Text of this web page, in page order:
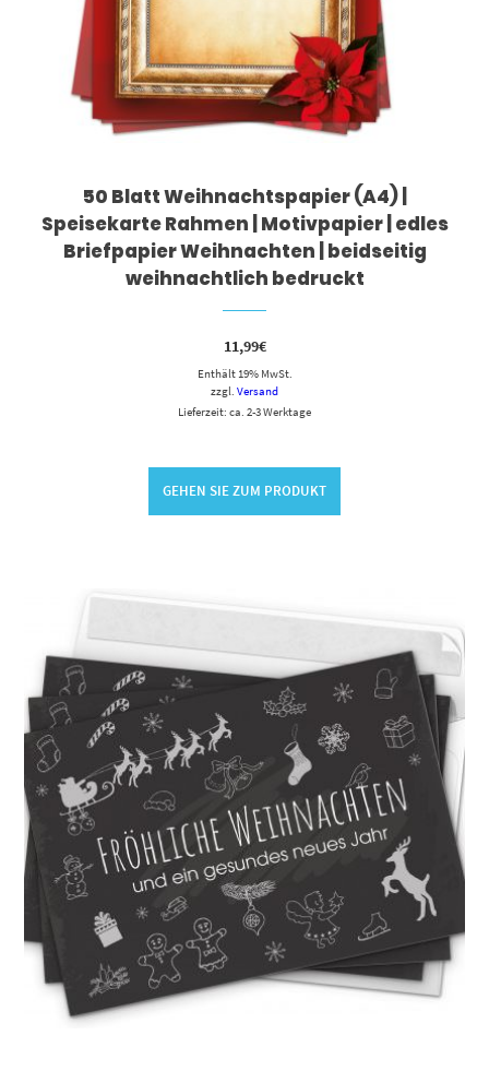
50 Blatt Weihnachtspapier (A4) |
Speisekarte Rahmen | Motivpapier | edles
Briefpapier Weihnachten | beidseitig
weihnachtlich bedruckt
11,99€
Enthält 19% MwSt.
zzgl. Versand
Lieferzeit: ca. 2-3 Werktage
GEHEN SIE ZUM PRODUKT